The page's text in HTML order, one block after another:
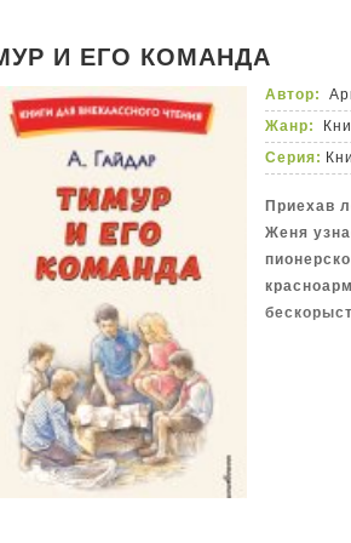
также
Италию,
Ирак,
в
И ЕГО КОМАНДА
Автор:
Жанр:
Серия:
Приехав
Женя